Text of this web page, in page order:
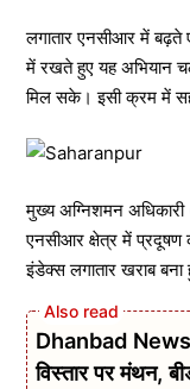
लगातार एनसीआर में बढ़ते
में रखते हुए यह अभियान
मिल सके। इसी क्रम में
मुख्य अग्निशमन अधिकारी
एनसीआर क्षेत्र में प्रदूषण
इंडेक्स लगातार खराब
Dhanbad News:
विस्तार पर मंथन,